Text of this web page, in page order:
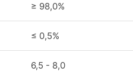
≥ 98,0%
≤ 0,5%
6,5 - 8,0